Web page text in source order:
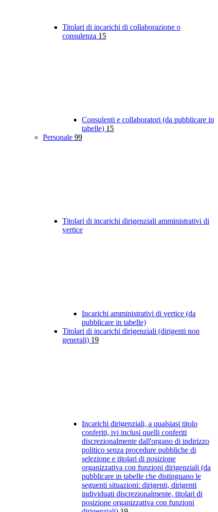
Titolari di incarichi di collaborazione o
consulenza 15
Consulenti e collaboratori (da pubblicare in
tabelle) 15
Personale 99
Titolari di incarichi dirigenziali amministrativi di
vertice
Incarichi amministrativi di vertice (da
pubblicare in tabelle)
Titolari di incarichi dirigenziali (dirigenti non
generali) 19
Incarichi dirigenziali, a qualsiasi titolo
conferiti, ivi inclusi quelli conferiti
discrezionalmente dall'organo di indirizzo
politico senza procedure pubbliche di
selezione e titolari di posizione
organizzativa con funzioni dirigenziali (da
pubblicare in tabelle che distinguano le
seguenti situazioni: dirigenti, dirigenti
individuati discrezionalmente, titolari di
posizione organizzativa con funzioni